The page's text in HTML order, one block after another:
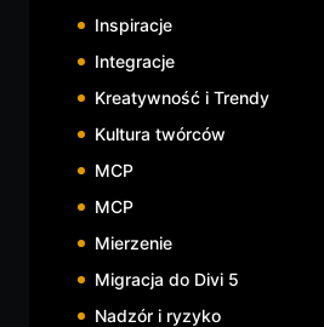
Inspiracje
Integracje
Kreatywność i Trendy
Kultura twórców
MCP
MCP
Mierzenie
Migracja do Divi 5
Nadzór i ryzyko